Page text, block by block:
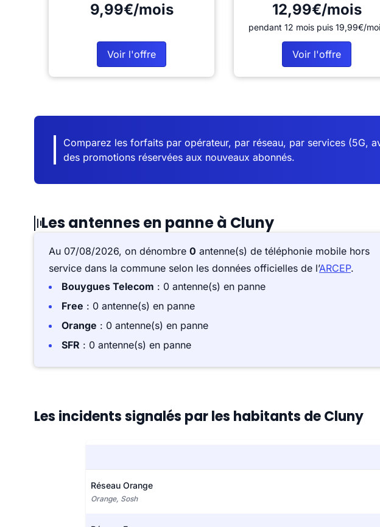
9,99€/mois
Voir l'offre
12,99€/mois
pendant 12 mois puis 19,99€/
Voir l'offre
Comparez les forfaits par opérateur, par réseau, par services (5G,
des promotions réservées aux nouveaux abonnés.
Les antennes en panne à Cluny
Au 07/08/2026, on dénombre 0 antenne(s) de téléphonie mobile hors
service dans la commune selon les données officielles de l’ARCEP.
Bouygues Telecom : 0 antenne(s) en panne
Free : 0 antenne(s) en panne
Orange : 0 antenne(s) en panne
SFR : 0 antenne(s) en panne
Les incidents signalés par les habitants de Cluny
Réseau Orange
Orange, Sosh